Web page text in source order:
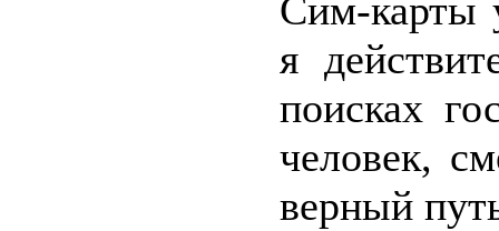
Сим-карты
я
поисках
человек,
верный